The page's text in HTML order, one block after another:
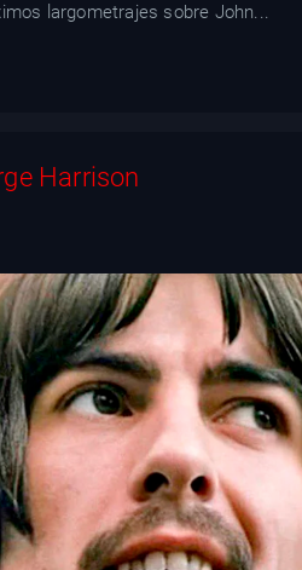
largometrajes sobre John...
Harrison